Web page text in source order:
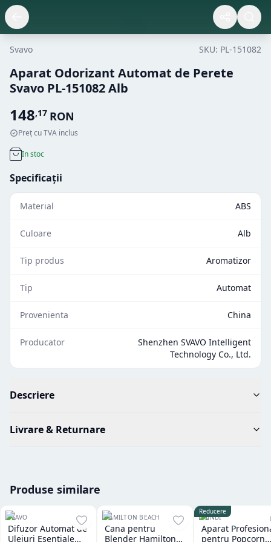
Svavo SKU: PL-151082
Aparat Odorizant Automat de Perete
Svavo PL-151082 Alb
148,17 RON
Preț cu TVA inclus
In stoc
Specificații
Material ABS
Culoare Alb
Tip produs Aromatizor
Tip Automat
Provenienta China
Producator
Shenzhen SVAVO Intelligent
Technology Co., Ltd.
Descriere
Livrare & Returnare
Produse similare
SVAVO
Difuzor Automat de
Uleiuri Esentiale
HAMILTON BEACH
Cana pentru
Blender Hamilton
Reducere
HENDI
Aparat
pentru Popcorn